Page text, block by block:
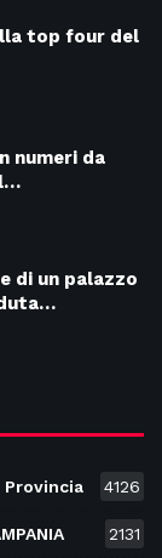
top four del
numeri da
di un palazzo
Provincia 4126
2131